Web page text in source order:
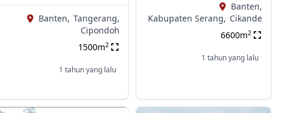
Banten, Tangerang,
Cipondoh
1500m2
1 tahun yang lalu
Banten,
Kabupaten Serang, Cikande
6600m2
1 tahun yang lalu